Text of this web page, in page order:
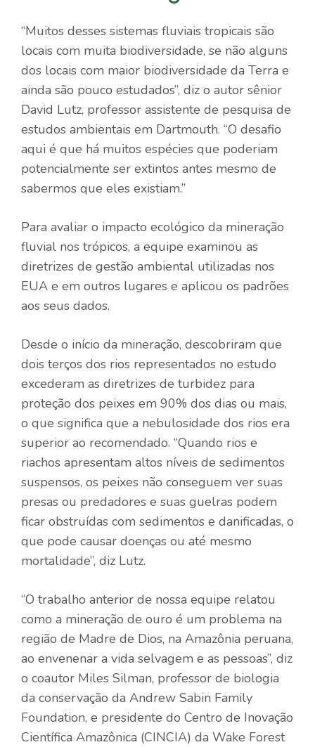
“Muitos desses sistemas fluviais tropicais são
locais com muita biodiversidade, se não alguns
dos locais com maior biodiversidade da Terra e
ainda são pouco estudados”, diz o autor sênior
David Lutz, professor assistente de pesquisa de
estudos ambientais em Dartmouth. “O desafio
aqui é que há muitos espécies que poderiam
potencialmente ser extintos antes mesmo de
sabermos que eles existiam.”
Para avaliar o impacto ecológico da mineração
fluvial nos trópicos, a equipe examinou as
diretrizes de gestão ambiental utilizadas nos
EUA e em outros lugares e aplicou os padrões
aos seus dados.
Desde o início da mineração, descobriram que
dois terços dos rios representados no estudo
excederam as diretrizes de turbidez para
proteção dos peixes em 90% dos dias ou mais,
o que significa que a nebulosidade dos rios era
superior ao recomendado. “Quando rios e
riachos apresentam altos níveis de sedimentos
suspensos, os peixes não conseguem ver suas
presas ou predadores e suas guelras podem
ficar obstruídas com sedimentos e danificadas, o
que pode causar doenças ou até mesmo
mortalidade”, diz Lutz.
“O trabalho anterior de nossa equipe relatou
como a mineração de ouro é um problema na
região de Madre de Dios, na Amazônia peruana,
ao envenenar a vida selvagem e as pessoas”, diz
o coautor Miles Silman, professor de biologia
da conservação da Andrew Sabin Family
Foundation, e presidente do Centro de Inovação
Científica Amazônica (CINCIA) da Wake Forest